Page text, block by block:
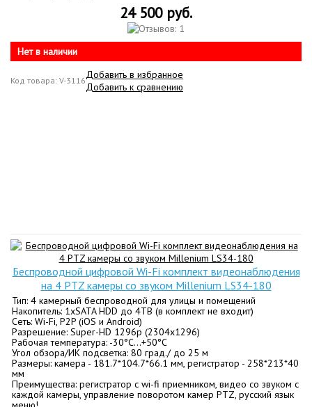
24 500 руб.
Нет в наличии
Код товара: V-3116Добавить в избранное
Добавить к сравнению
Беспроводной цифровой Wi-Fi комплект видеонаблюдения
на 4 PTZ камеры со звуком Millenium LS34-180
Тип: 4 камерный беспроводной для улицы и помещений
Накопитель: 1хSATA HDD до 4ТВ (в комплект не входит)
Сеть: Wi-Fi, P2P (iOS и Android)
Разрешение: Super-HD 1296p (2304x1296)
Рабочая температура: -30°C…+50°C
Угол обзора/ИК подсветка: 80 град./ до 25 м
Размеры: камера - 181.7*104.7*66.1 мм, регистратор - 258*213*40
мм
Преимущества: регистратор с wi-fi приемником, видео со звуком с
каждой камеры, управление поворотом камер PTZ, русский язык